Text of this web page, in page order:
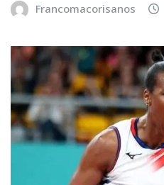
Francomacorisanos